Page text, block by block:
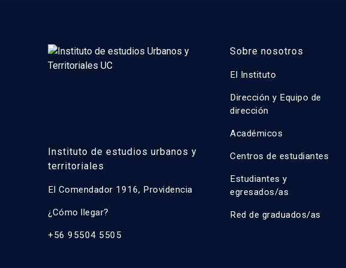
Instituto de estudios urbanos y
territoriales
El Comendador 1916, Providencia
¿Cómo llegar?
+56 95504 5505
Sobre nosotros
El Instituto
Dirección y Equipo de
dirección
Académicos
Centros de estudiantes
Estudiantes y
egresados/as
Red de graduados/as